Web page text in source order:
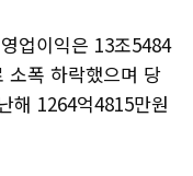
업이익은 13조5484
소폭 하락했으며 당
해 1264억4815만원